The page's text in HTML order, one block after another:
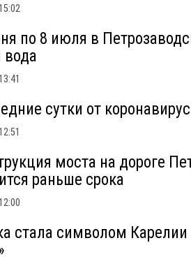
по 8 июля в
вода
сутки от
моста на дороге
раньше срока
стала символом